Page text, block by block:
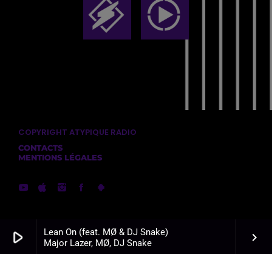
play_arrow
Lean On (feat. MØ & DJ Snake)
Major Lazer, MØ, DJ Snake
keyboard_arrow_right
COPYRIGHT ATYPIQUE RADIO
CONTACTS
MENTIONS LÉGALES